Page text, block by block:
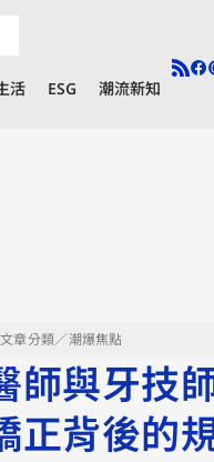
活 ESG 潮流新知
文章分類／潮爆焦點
師與牙技
正背後的